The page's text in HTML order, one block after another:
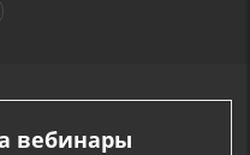
вебинары